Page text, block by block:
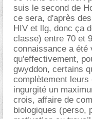
suis le second de
ce sera, d'après
HIV et llg, donc ça
classe) entre 70 et
connaissance a été
qu'effectivement,
gwyddon, certains
complètement
ingurgité un
crois, affaire de
biologiques (perso,